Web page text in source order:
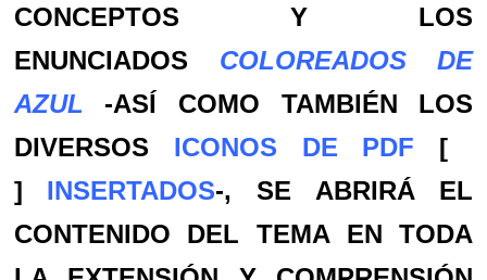
CONCEPTOS Y LOS
ENUNCIADOS COLOREADOS DE
AZUL -ASÍ COMO TAMBIÉN LOS
DIVERSOS ICONOS DE PDF [
]
INSERTADOS-,SE ABRIRÁ EL
CONTENIDO DEL TEMA EN TODA